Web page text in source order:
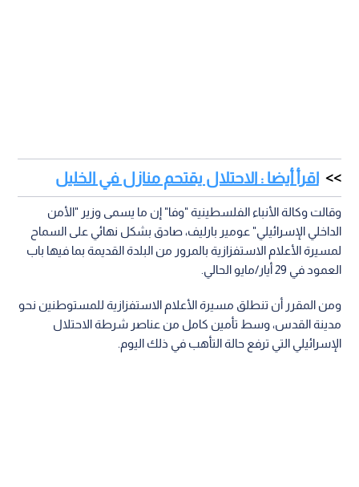
اقرأ أيضا : الاحتلال يقتحم منازل في الخليل
وقالت وكالة الأنباء الفلسطينية "وفا" إن ما يسمى وزير "الأمن
الداخلي الإسرائيلي" عومير بارليف، صادق بشكل نهائي على السماح
لمسيرة الأعلام الاستفزازية بالمرور من البلدة القديمة بما فيها باب
العمود في 29 أيار/مايو الحالي.
ومن المقرر أن تنطلق مسيرة الأعلام الاستفزازية للمستوطنين نحو
مدينة القدس، وسط تأمين كامل من عناصر شرطة الاحتلال
الإسرائيلي التي ترفع حالة التأهب في ذلك اليوم.